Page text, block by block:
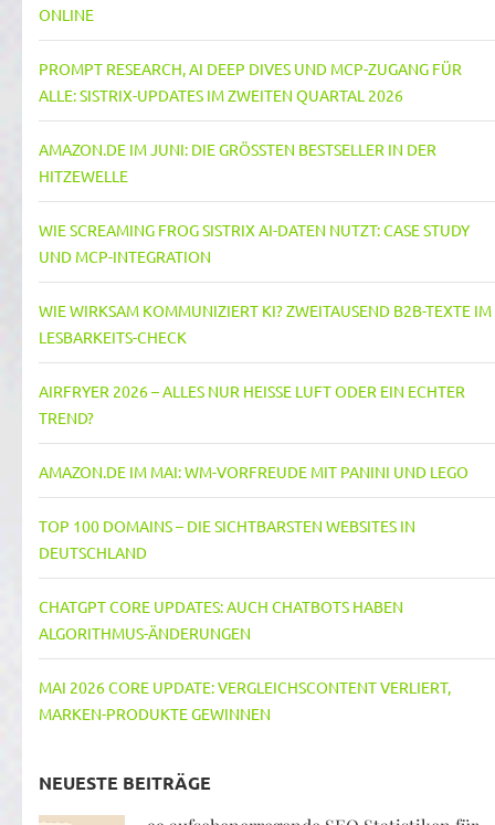
NLINE
PROMPT RESEARCH, AI DEEP DIVES UND MCP-ZUGANG FÜR
ALLE: SISTRIX-UPDATES IM ZWEITEN QUARTAL 2026
AMAZON.DE IM JUNI: DIE GRÖSSTEN BESTSELLER IN DER H
ITZEWELLE
WIE SCREAMING FROG SISTRIX AI-DATEN NUTZT: CASE STUDY
UND MCP-INTEGRATION
WIE WIRKSAM KOMMUNIZIERT KI? ZWEITAUSEND B2B-TEXTE IM
LESBARKEITS-CHECK
AIRFRYER 2026 – ALLES NUR HEISSE LUFT ODER EIN ECHTER T
REND?
AMAZON.DE IM MAI: WM-VORFREUDE MIT PANINI UND LEGO
TOP 100 DOMAINS – DIE SICHTBARSTEN WEBSITES IN
DEUTSCHLAND
CHATGPT CORE UPDATES: AUCH CHATBOTS HABEN
ALGORITHMUS-ÄNDERUNGEN
MAI 2026 CORE UPDATE: VERGLEICHSCONTENT VERLIERT,
MARKEN-PRODUKTE GEWINNEN
NEUESTE BEITRÄGE